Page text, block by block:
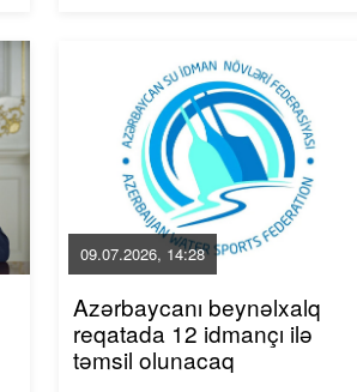
09.07.2026, 14:28
Azərbaycanı beynəlxalq
reqatada 12 idmançı ilə
təmsil olunacaq